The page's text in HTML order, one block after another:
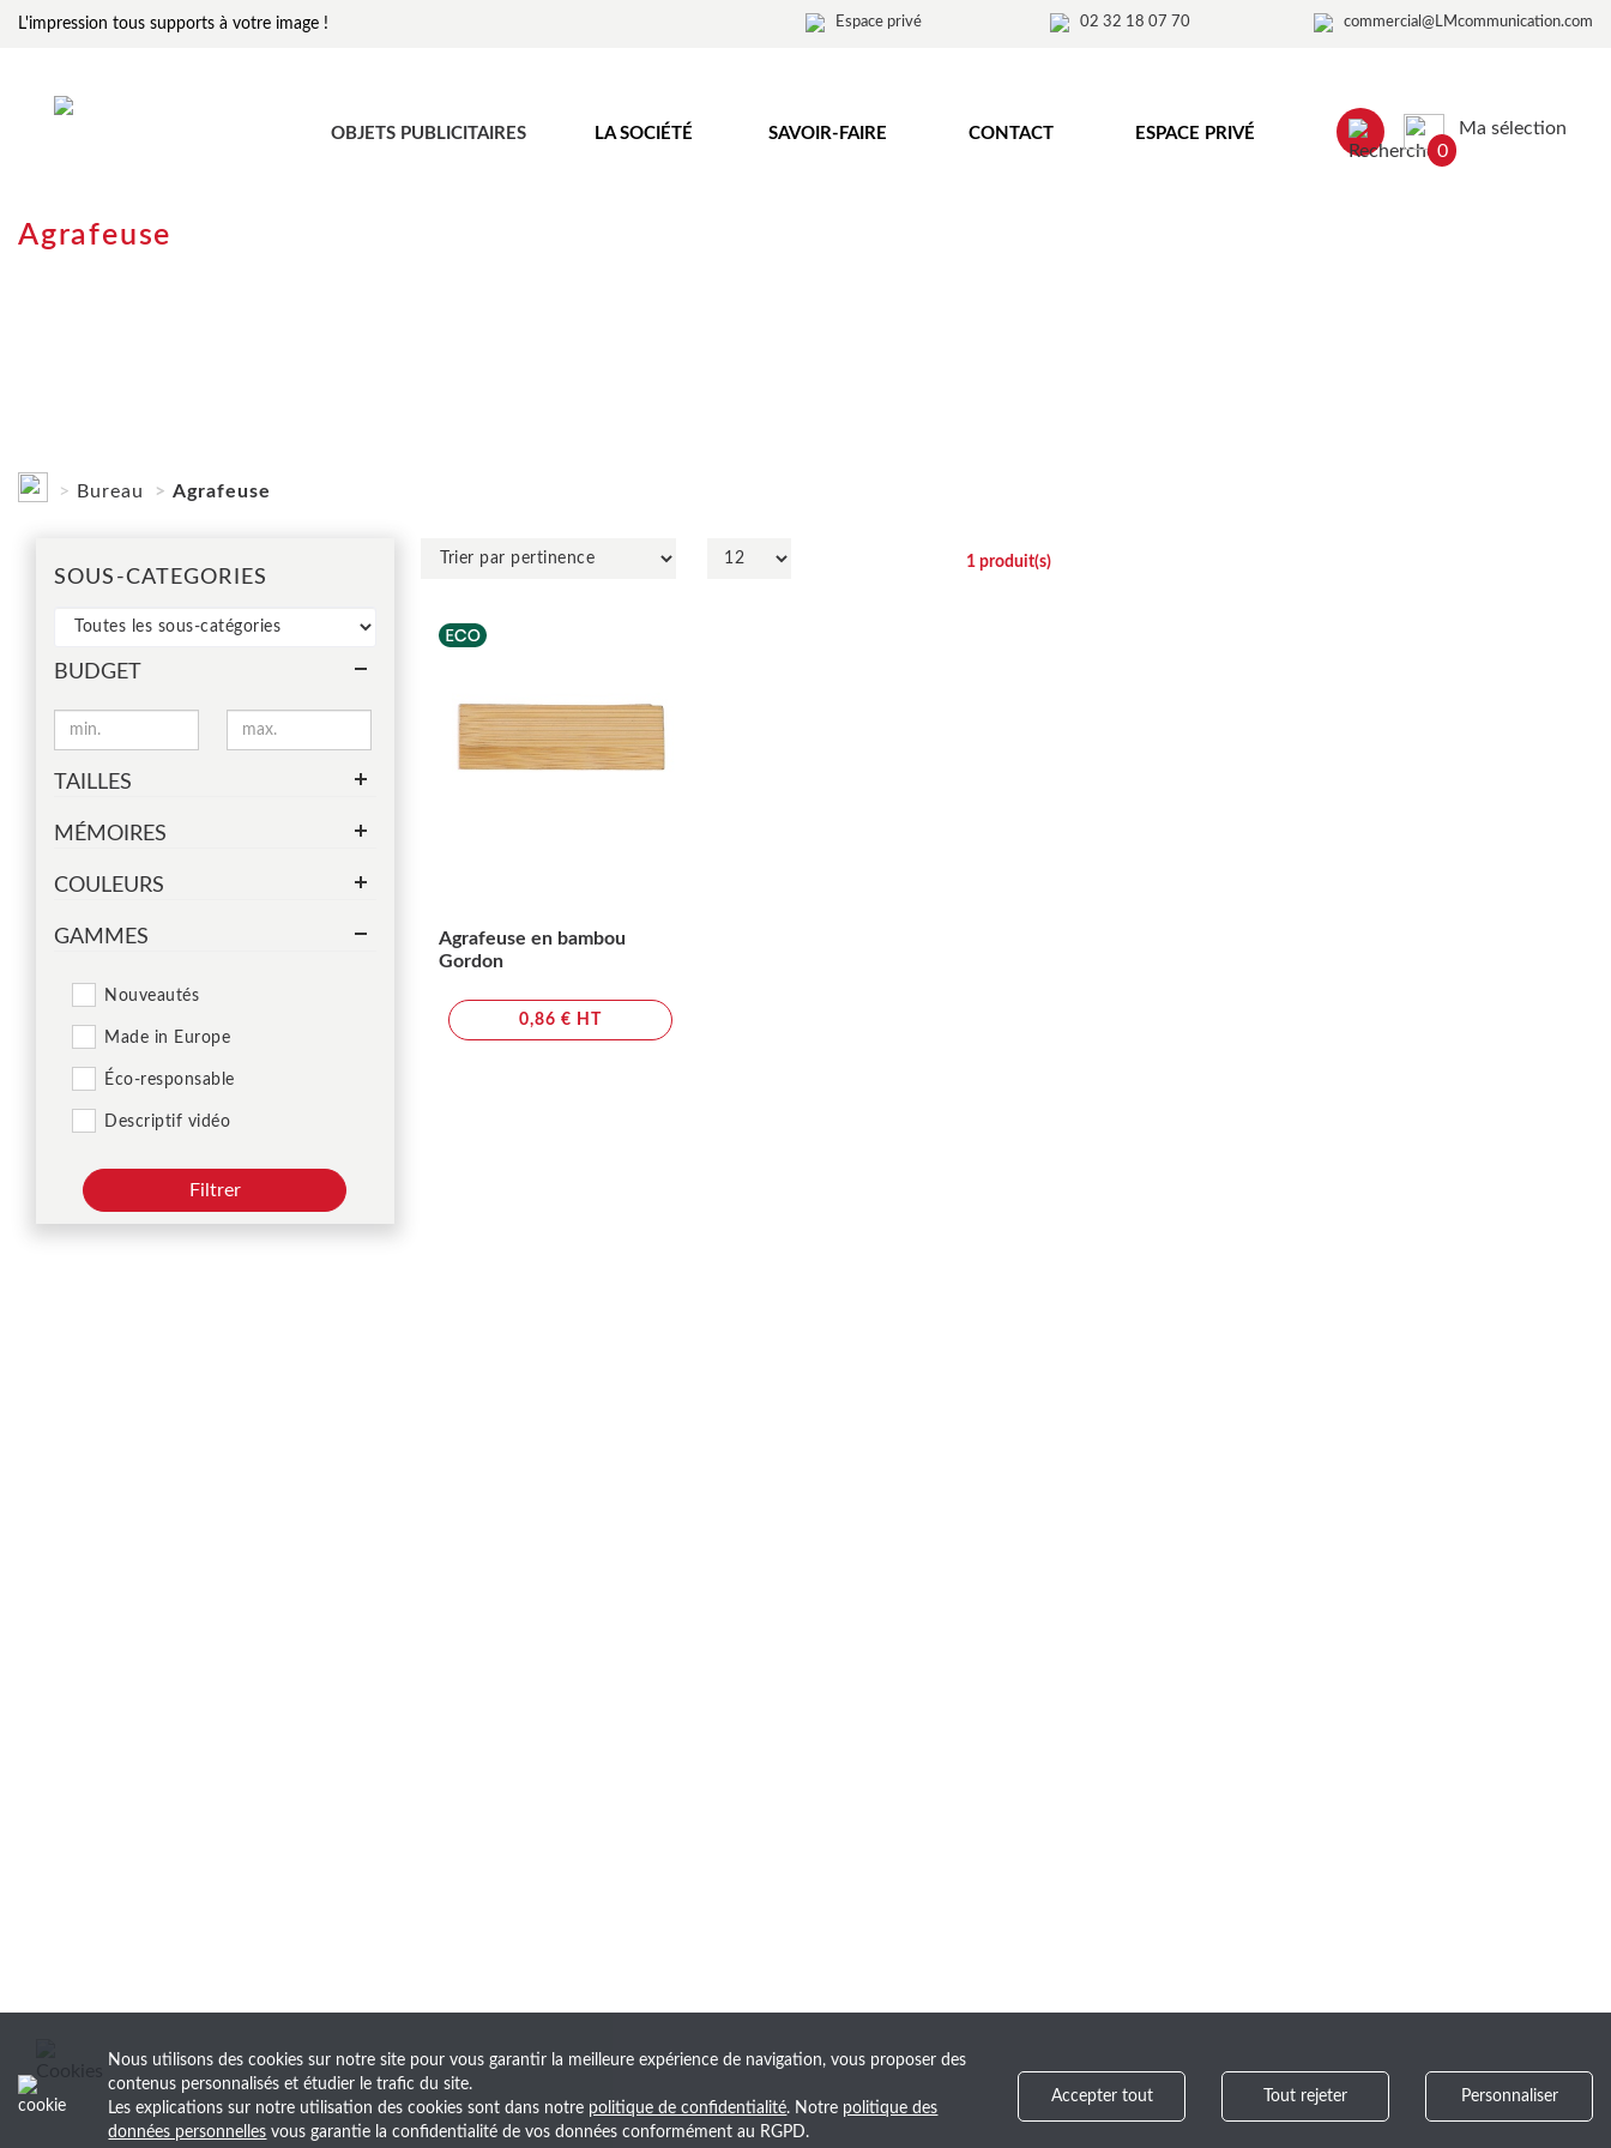
L'impression tous supports à votre image ! Espace privé 02 32 18 07 70 commercial@LMcommunication.com
OBJETS PUBLICITAIRES LA SOCIÉTÉ SAVOIR-FAIRE CONTACT ESPACE PRIVÉ
0
Ma sélection
Agrafeuse
Bureau Agrafeuse
SOUS-CATEGORIES
BUDGET
TAILLES
MÉMOIRES
COULEURS
GAMMES
Nouveautés
Made in Europe
Éco-responsable
Descriptif vidéo
Filtrer
1produit(s)
Agrafeuse en bambou
Gordon
0,86 € HT
Nous utilisons des cookies sur notre site pour vous garantir la meilleure expérience de navigation, vous proposer des
contenus personnalisés et étudier le trafic du site.
Les explications sur notre utilisation des cookies sont dans notre politique de confidentialité. Notre politique des
données personnelles vous garantie la confidentialité de vos données conformément au RGPD.
Accepter tout Tout rejeter Personnaliser